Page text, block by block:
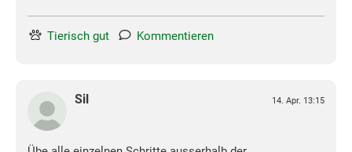
Tierisch gut Kommentieren
Sil 14. Apr. 13:15